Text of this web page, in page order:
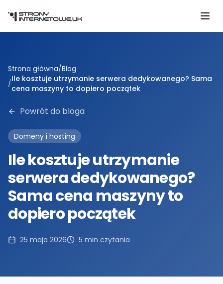
Strona główna/Blog
/Ile kosztuje utrzymanie serwera dedykowanego? Sama
cena maszyny to dopiero początek
Powrót do bloga
Domeny i hosting
Ile kosztuje utrzymanie
serwera dedykowanego?
Sama cena maszyny to
dopiero początek
25 maja 2026 5 min czytania